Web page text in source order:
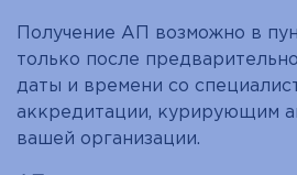
Получение АП возможно в
только после
даты и времени со
аккредитации, курирующим
вашей организации.